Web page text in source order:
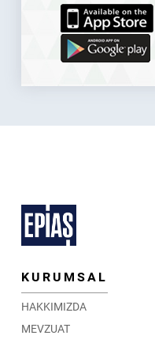
KURUMSAL
HAKKIMIZDA
MEVZUAT